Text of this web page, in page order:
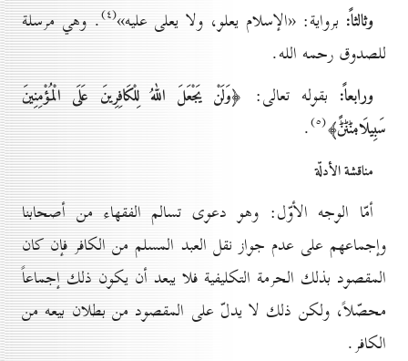
وثالثاً: برواية: «الإسلام يعلو، ولا يعلى عليه»(٤) . وهي مرسلة
للصدوق رحمه الله.
ورابعاً: بقوله تعالى: ﴿وَلَنْ يَجْعَلَ اللّٰهُ لِلْكَافِرِينَ عَلَى الْمُؤْمِنِينَ
سَبِيلَاݦݨݨݨً﴾(٥) .
مناقشة الأدلّة
أمّا الوجه الأوّل: وهو دعوى تسالم الفقهاء من أصحابنا
وإجماعهم على عدم جواز نقل العبد المسلم من الكافر فإن كان
المقصود بذلك الحرمة التكليفية فلا يبعد أن يكون ذلك إجماعاً
محصّلاً، ولكن ذلك لا يدلّ على المقصود من بطلان بيعه من
الكافر.